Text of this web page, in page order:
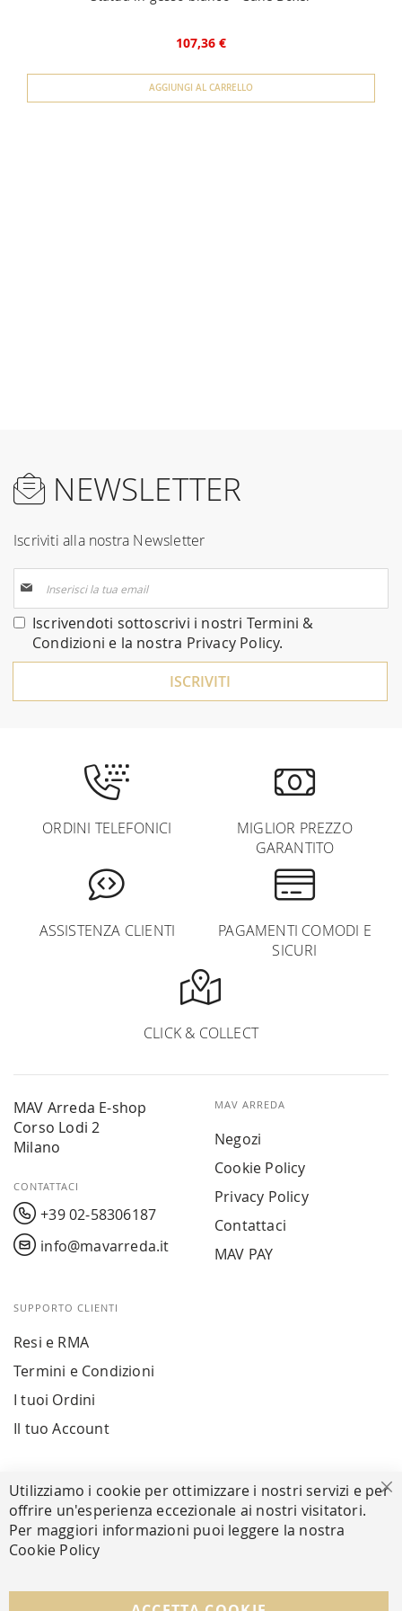
107,36 €
AGGIUNGI AL CARRELLO
NEWSLETTER
Iscriviti alla nostra Newsletter
alla
nostra
Newsletter:
Iscrivendoti sottoscrivi i nostri Termini &
Condizioni e la nostra Privacy Policy.
ISCRIVITI
ORDINI TELEFONICI
MIGLIOR PREZZO
GARANTITO
ASSISTENZA CLIENTI
PAGAMENTI COMODI E
SICURI
CLICK & COLLECT
MAV Arreda E-shop
Corso Lodi 2
Milano
CONTATTACI
+39 02-58306187
info@mavarreda.it
MAV ARREDA
Negozi
Cookie Policy
Privacy Policy
Contattaci
MAV PAY
SUPPORTO CLIENTI
Resi e RMA
Termini e Condizioni
I tuoi Ordini
Il tuo Account
Facebook Instagram Whatsapp
Utilizziamo i cookie per ottimizzare i nostri servizi e per
offrire un'esperienza eccezionale ai nostri visitatori.
Per maggiori informazioni puoi leggere la nostra
Cookie Policy